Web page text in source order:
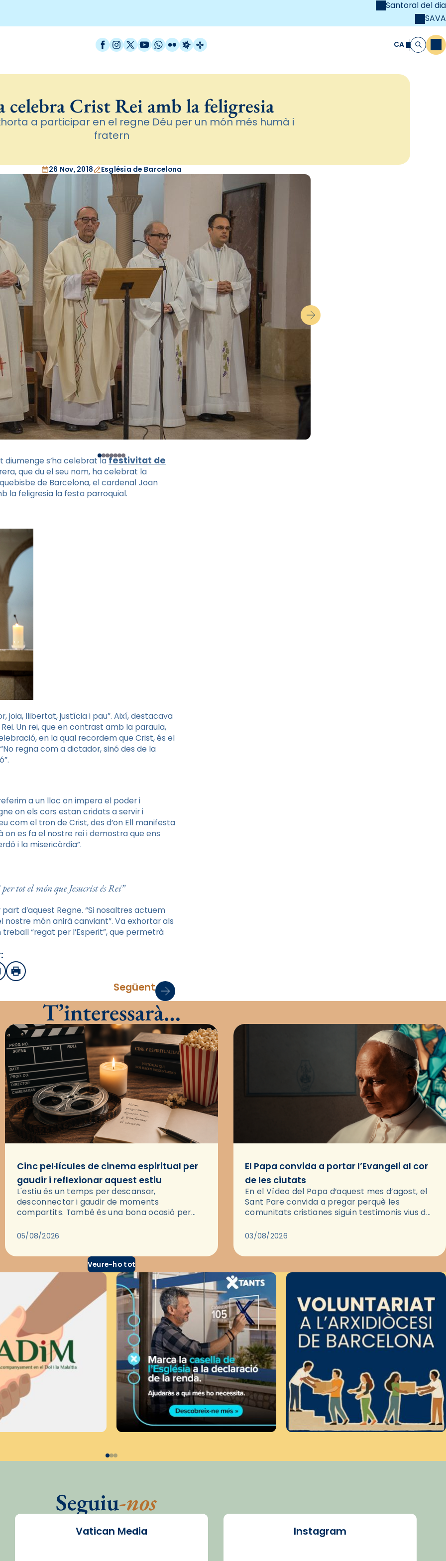
Santoral del dia
SAVA
Facebook
Instagram
X / Twitter
YouTube
WhatsApp
FlickrRadio Estel
Catalunya Cristiana CA Cerca
celebra Crist Rei amb la feligresia
a participar en el regne Déu per un món més humà i
fratern
26 Nov, 2018 Església de Barcelona
diumenge s’ha celebrat lafestivitat de
que du el seu nom, ha celebrat la
de Barcelona, el cardenal Joan
la feligresia la festa parroquial.
joia, llibertat, justícia i pau”. Així, destacava
Un rei, que en contrast amb la paraula,
en la qual recordem que Crist, és el
regna com a dictador, sinó des de la
a un lloc on impera el poder i
on els cors estan cridats a servir i
com el tron de Crist, des d’on Ell manifesta
on es fa el nostre rei i demostra que ens
i la misericòrdia”.
tot el món que Jesucrist és Rei”
d’aquest Regne. “Si nosaltres actuem
nostre món anirà canviant”. Va exhortar als
“regat per l’Esperit”, que permetrà
Imprimir
Següent
T’interessarà…
Cinc pel·lícules de cinema espiritual per
gaudir i reflexionar aquest estiu
L'estiu és un temps per descansar,
desconnectar i gaudir de moments
compartits. També és una bona ocasió per
través del cinema, reflexionar sobre les…
05/08/2026
El Papa convida a portar l’Evangeli al cor
de les ciutats
En el Vídeo del Papa d’aquest mes d’agost, el
Sant Pare convida a pregar perquè les
comunitats cristianes siguin testimonis vius de
pregària, el…
03/08/2026
Veure-ho tot
Seguiu-nos
Vatican Media Instagram